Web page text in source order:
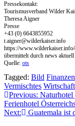
Pressekontakt:
Tourismusverband Wilder
Theresa Aigner
Presse
+43 (0) 6643855952
t.aigner@wilderkaiser.info
https://
übermittelt durch news aktuell
Quelle: ots
Tagged: Bild Finanzen
Vermischtes Wirtschaft
Previous: Naturhotel
Ferienhotel
Next:
Guatemala ist